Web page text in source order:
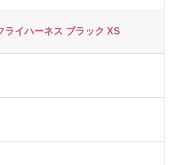
ライハーネス ブラック XS